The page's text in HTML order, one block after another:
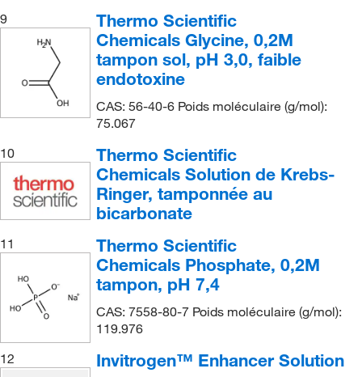
9
Thermo Scientific
Chemicals Glycine, 0,2M
tampon sol, pH 3,0, faible
endotoxine
CAS: 56-40-6 Poids moléculaire (g/mol):
75.067
10
Thermo Scientific
Chemicals Solution de Krebs-
Ringer, tamponnée au
bicarbonate
11
Thermo Scientific
Chemicals Phosphate, 0,2M
tampon, pH 7,4
CAS: 7558-80-7 Poids moléculaire (g/mol):
119.976
12
Invitrogen™ Enhancer Solution